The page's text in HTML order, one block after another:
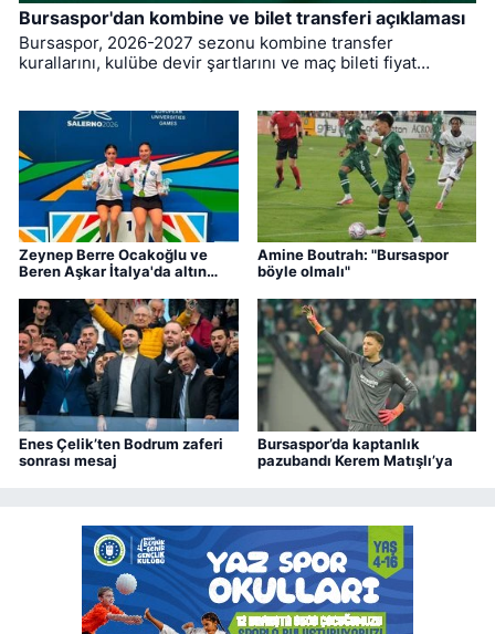
Bursaspor'dan kombine ve bilet transferi açıklaması
Bursaspor, 2026-2027 sezonu kombine transfer
kurallarını, kulübe devir şartlarını ve maç bileti fiyat
Zeynep Berre Ocakoğlu ve
Beren Aşkar İtalya'da altın
Amine Boutrah: "Bursaspor
böyle olmalı"
Enes Çelik’ten Bodrum zaferi
sonrası mesaj
Bursaspor’da kaptanlık
pazubandı Kerem Matışlı’ya